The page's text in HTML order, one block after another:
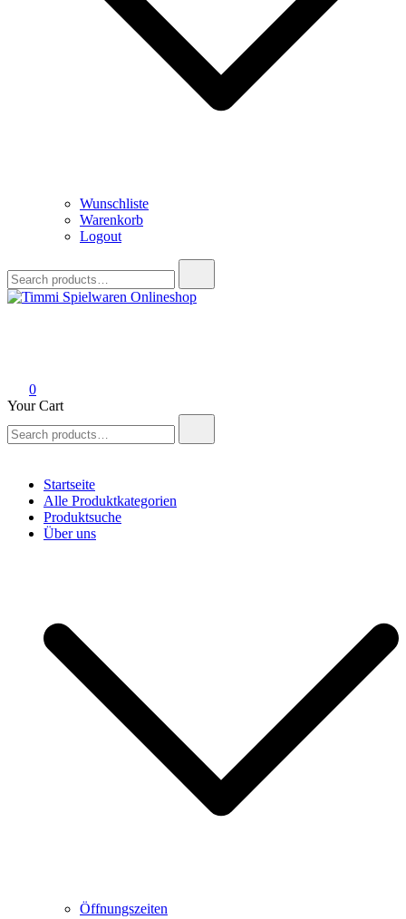
Wunschliste
Warenkorb
Logout
for:
0
Your Cart
for:
Startseite
Alle Produktkategorien
Produktsuche
Über uns
Öffnungszeiten